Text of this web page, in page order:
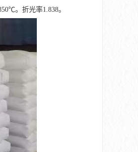
。折光率1.838。